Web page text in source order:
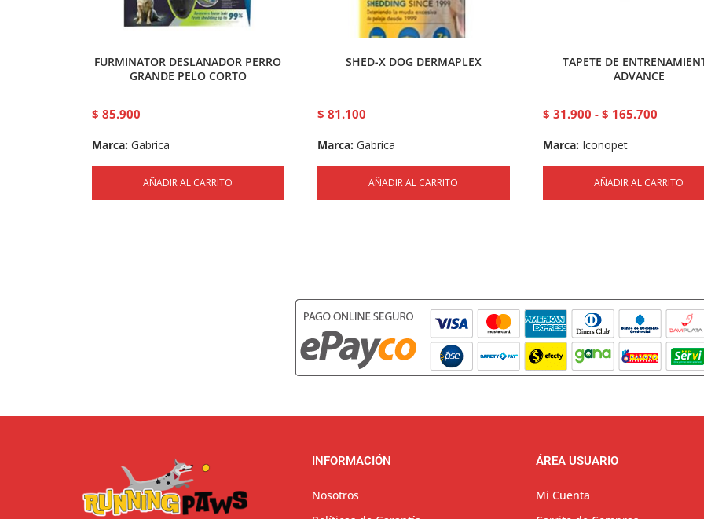
FURMINATOR DESLANADOR PERRO
GRANDE PELO CORTO
$ 85.900
Marca: Gabrica
AÑADIR AL CARRITO
SHED-X DOG DERMAPLEX
$ 81.100
Marca: Gabrica
AÑADIR AL CARRITO
TAPETE DE
ADVANCE
$ 31.900 - $ 165.700
Marca: Iconopet
AÑADIR AL CARRITO
INFORMACIÓN
Nosotros
ÁREA USUARIO
Mi Cuenta